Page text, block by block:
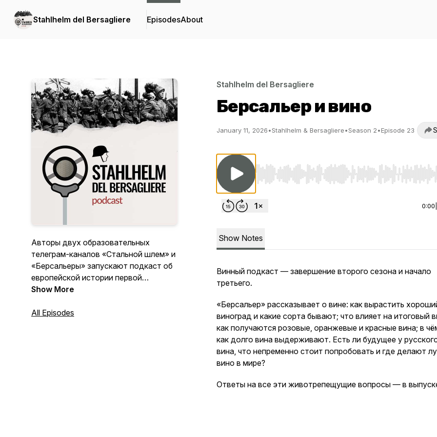
Stahlhelm del Bersagliere EpisodesAbout
Авторы двух образовательных
телеграм-каналов «Стальной шлем» и
«Берсальеры» запускают подкаст об
европейской истории первой
половины XX века! Фашисты и
демократии, прогрессисты и
Show More
All Episodes
Stahlhelm del Bersagliere
Берсальер и вино
January 11, 2026•Stahlhelm & Bersagliere•Season 2•Episode 23
Use Left/Right to seek, Home/End to jump to start
0:00
Show Notes
Винный подкаст — завершение второго сезона и начало
третьего.
«Берсальер» рассказывает о вине: как вырастить
виноград и какие сорта бывают; что влияет на итоговый
как получаются розовые, оранжевые и красные вина; в
как долго вина выдерживают. Есть ли будущее у
вина, что непременно стоит попробовать и где делают
вино в мире?
Ответы на все эти животрепещущие вопросы — в